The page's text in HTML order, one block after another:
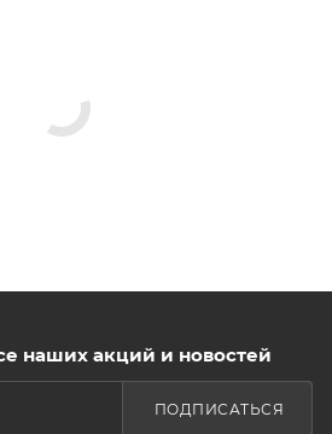
наших акций и новостей
ПОДПИСАТЬСЯ